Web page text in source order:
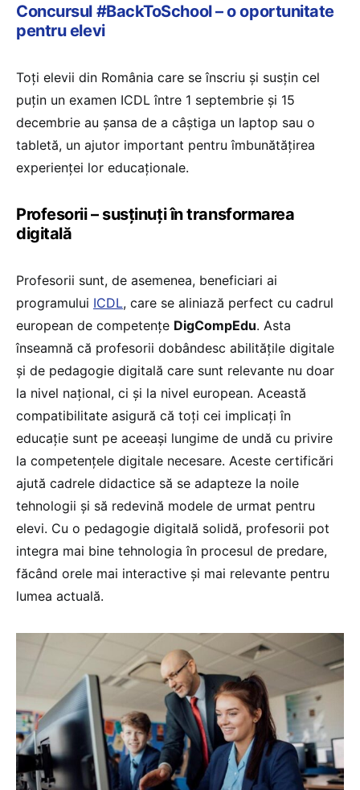
Concursul #BackToSchool – o oportunitate
pentru elevi
Toți elevii din România care se înscriu și susțin cel
puțin un examen ICDL între 1 septembrie și 15
decembrie au șansa de a câștiga un laptop sau o
tabletă, un ajutor important pentru îmbunătățirea
experienței lor educaționale.
Profesorii – susținuți în transformarea
digitală
Profesorii sunt, de asemenea, beneficiari ai
programului ICDL, care se aliniază perfect cu cadrul
european de competențe DigCompEdu. Asta
înseamnă că profesorii dobândesc abilitățile digitale
și de pedagogie digitală care sunt relevante nu doar
la nivel național, ci și la nivel european. Această
compatibilitate asigură că toți cei implicați în
educație sunt pe aceeași lungime de undă cu privire
la competențele digitale necesare. Aceste certificări
ajută cadrele didactice să se adapteze la noile
tehnologii și să redevină modele de urmat pentru
elevi. Cu o pedagogie digitală solidă, profesorii pot
integra mai bine tehnologia în procesul de predare,
făcând orele mai interactive și mai relevante pentru
lumea actuală.